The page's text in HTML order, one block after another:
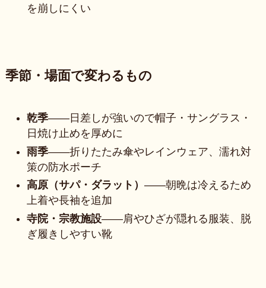
を崩しにくい
季節・場面で変わるもの
乾季——日差しが強いので帽子・サングラス・
日焼け止めを厚めに
雨季——折りたたみ傘やレインウェア、濡れ対
策の防水ポーチ
高原（サパ・ダラット） ——朝晩は冷えるため
上着や長袖を追加
寺院・宗教施設——肩やひざが隠れる服装、脱
ぎ履きしやすい靴